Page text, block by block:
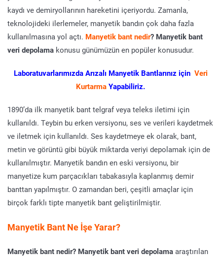
kaydı ve demiryollarının hareketini içeriyordu. Zamanla,
teknolojideki ilerlemeler, manyetik bandın çok daha fazla
kullanılmasına yol açtı. Manyetik bant nedir? Manyetik bant
veri depolama konusu günümüzün en popüler konusudur.
Laboratuvarlarımızda Arızalı Manyetik Bantlarınız için Veri
Kurtarma Yapabiliriz.
1890’da ilk manyetik bant telgraf veya teleks iletimi için
kullanıldı. Teybin bu erken versiyonu, ses ve verileri kaydetmek
ve iletmek için kullanıldı. Ses kaydetmeye ek olarak, bant,
metin ve görüntü gibi büyük miktarda veriyi depolamak için de
kullanılmıştır. Manyetik bandın en eski versiyonu, bir
manyetize kum parçacıkları tabakasıyla kaplanmış demir
banttan yapılmıştır. O zamandan beri, çeşitli amaçlar için
birçok farklı tipte manyetik bant geliştirilmiştir.
Manyetik Bant Ne İşe Yarar?
Manyetik bant nedir? Manyetik bant veri depolama araştırılan